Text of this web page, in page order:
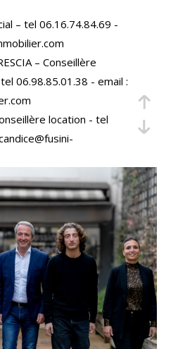
propriétaires bailleurs un
et diverses garanties
les aspects techniques,
assurant ainsi la
de votre bien
votre bien à nos agences,
d’une évaluation juste et
approfondie du
Que ce soit pour vendre ou
de votre patrimoine, nous
précises et objectives.
– tel 06.16.74.84.69 -
– Conseillère
06.98.85.01.38 - email :
location - tel